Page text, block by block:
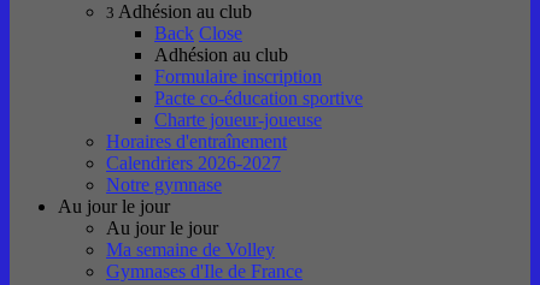
3 Adhésion au club
Back Close
Adhésion au club
Formulaire inscription
Pacte co-éducation sportive
Charte joueur-joueuse
Horaires d'entraînement
Calendriers 2026-2027
Notre gymnase
Au jour le jour
Au jour le jour
Ma semaine de Volley
Gymnases d'Ile de France